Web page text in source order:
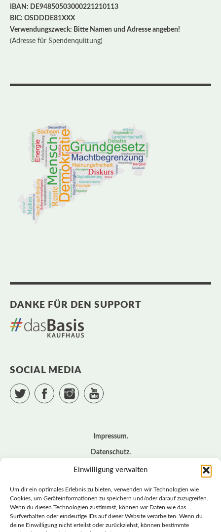
Einwilligung verwalten
Um dir ein optimales Erlebnis zu bieten, verwenden wir Technologien wie
Cookies, um Geräteinformationen zu speichern und/oder darauf zuzugreifen.
Wenn du diesen Technologien zustimmst, können wir Daten wie das
Surfverhalten oder eindeutige IDs auf dieser Website verarbeiten. Wenn du
deine Einwilligung nicht erteilst oder zurückziehst, können bestimmte
IBAN: DE94850503000221210113
BIC: OSDDDE81XXX
Verwendungszweck: Bitte Namen und Adresse angeben!
(Adresse für Spendenquittung)
DANKE FÜR DEN SUPPORT
SOCIAL MEDIA
Twitter Facebook Instagram
Impressum
Datenschutz
Cookie – Richtlinie (EU)
© BASISDEMOKRATISCHE PARTEI DEUTSCHLAND *
LANDESVERBAND SACHSEN